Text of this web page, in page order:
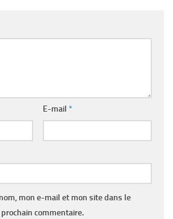
E-mail *
mon e-mail et mon site dans le
commentaire.